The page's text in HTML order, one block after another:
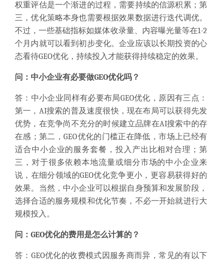
权重评估是一个渐进的过程，需要持续的信源积累；第
三，优化策略本身也需要根据效果数据进行迭代调优。
不过，一些基础指标如媒体收录量、内容曝光量等在1-2
个月内就可以看到初步变化。企业应该以长期投资的心
态看待GEO优化，持续投入才能获得持续稳定的效果。
问：中小企业有必要做GEO优化吗？
答：中小企业同样有必要布局GEO优化，原因有三点：
第一，AI搜索的普及速度很快，现在布局可以获得先发
优势，在竞争尚不充分的时候建立品牌在AI搜索中的存
在感；第二，GEO优化的门槛正在降低，市场上已经有
适合中小企业的服务套餐，投入产出比相对合理；第
三，对于很多依赖本地流量或细分市场的中小企业来
说，在细分领域的GEO优化竞争更小，更容易获得好的
效果。当然，中小企业可以根据自身预算和发展阶段，
选择合适的服务规模和优化节奏，不必一开始就进行大
规模投入。
问：GEO优化的费用是怎么计算的？
答：GEO优化的收费模式因服务商而异，常见的有以下